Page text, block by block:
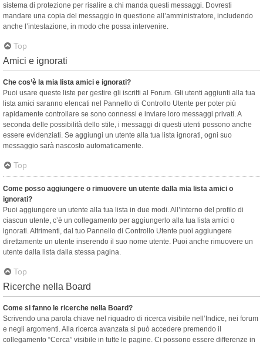
sistema di protezione per risalire a chi manda questi messaggi. Dovresti
mandare una copia del messaggio in questione all’amministratore, includendo
anche l’intestazione, in modo che possa intervenire.
Top
Amici e ignorati
Che cos’è la mia lista amici e ignorati?
Puoi usare queste liste per gestire gli iscritti al Forum. Gli utenti aggiunti alla tua
lista amici saranno elencati nel Pannello di Controllo Utente per poter più
rapidamente controllare se sono connessi e inviare loro messaggi privati. A
seconda delle possibilità dello stile, i messaggi di questi utenti possono anche
essere evidenziati. Se aggiungi un utente alla tua lista ignorati, ogni suo
messaggio sarà nascosto automaticamente.
Top
Come posso aggiungere o rimuovere un utente dalla mia lista amici o
ignorati?
Puoi aggiungere un utente alla tua lista in due modi. All’interno del profilo di
ciascun utente, c’è un collegamento per aggiungerlo alla tua lista amici o
ignorati. Altrimenti, dal tuo Pannello di Controllo Utente puoi aggiungere
direttamente un utente inserendo il suo nome utente. Puoi anche rimuovere un
utente dalla lista dalla stessa pagina.
Top
Ricerche nella Board
Come si fanno le ricerche nella Board?
Scrivendo una parola chiave nel riquadro di ricerca visibile nell’Indice, nei forum
e negli argomenti. Alla ricerca avanzata si può accedere premendo il
collegamento “Cerca” visibile in tutte le pagine. Ci possono essere differenze in